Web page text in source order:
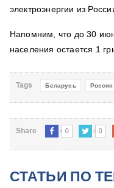
электроэнергии из
Напомним, что до 30
населения остается 1
Tags Беларусь Россия
Share 0 0
СТАТЬИ ПО